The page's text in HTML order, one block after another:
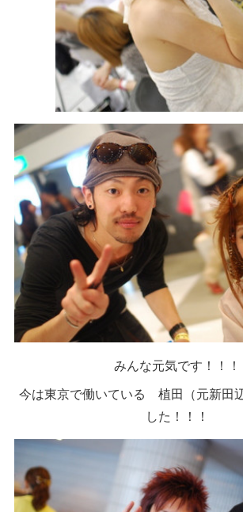
みんな元気です！！！
今は東京で働いている 植田（元新田
した！！！